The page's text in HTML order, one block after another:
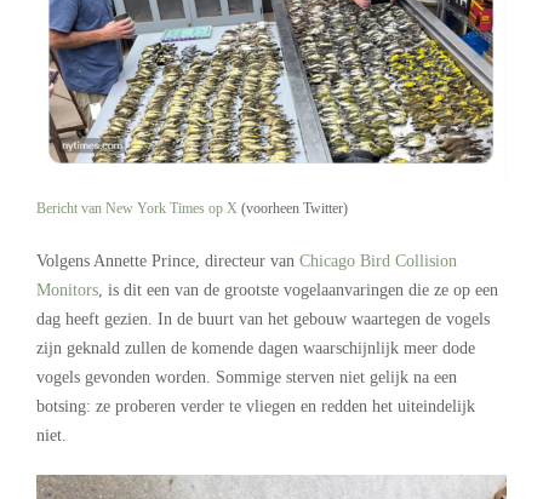
Bericht van New York Times op X (voorheen Twitter)
Volgens Annette Prince, directeur van Chicago Bird Collision
Monitors, is dit een van de grootste vogelaanvaringen die ze op een
dag heeft gezien. In de buurt van het gebouw waartegen de vogels
zijn geknald zullen de komende dagen waarschijnlijk meer dode
vogels gevonden worden. Sommige sterven niet gelijk na een
botsing: ze proberen verder te vliegen en redden het uiteindelijk
niet.